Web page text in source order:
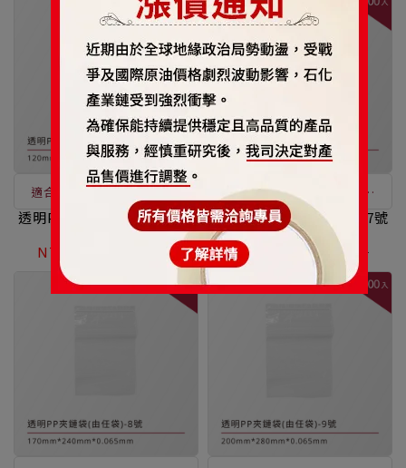
適合展示/保存/分類商品使
用，透明易辨識、表面可書
寫、凹凸扣用手一按即可封
口，讓您輕鬆做收納
透明PP夾鏈袋(由任袋)-6號
NT$1,819
NT$2,279
適合展示/保存/分類商品使
用，透明易辨識、表面可書
寫、凹凸扣用手一按即可封
口，讓您輕鬆做收納
透明PP夾鏈袋(由任袋)-7號
NT$1,519
NT$1,899